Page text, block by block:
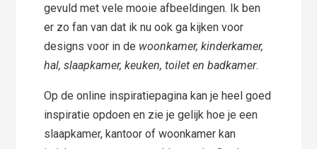
gevuld met vele mooie afbeeldingen. Ik ben
er zo fan van dat ik nu ook ga kijken voor
designs voor in de woonkamer, kinderkamer,
hal, slaapkamer, keuken, toilet en badkamer.
Op de online inspiratiepagina kan je heel goed
inspiratie opdoen en zie je gelijk hoe je een
slaapkamer, kantoor of woonkamer kan